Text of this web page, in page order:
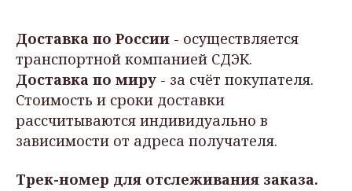
Доставка по России - осуществляется
транспортной компанией СДЭК.
Доставка по миру - за счёт покупателя.
Стоимость и сроки доставки
рассчитываются индивидуально в
зависимости от адреса получателя.
Трек-номер для отслеживания заказа.